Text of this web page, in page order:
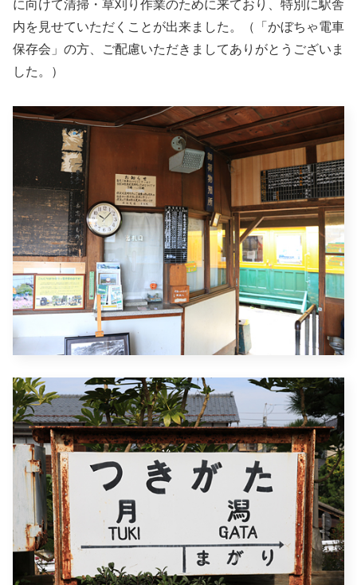
に向けて清掃・草刈り作業のために来ており、特別に駅舎
内を見せていただくことが出来ました。（「かぼちゃ電車
保存会」の方、ご配慮いただきましてありがとうございま
した。）